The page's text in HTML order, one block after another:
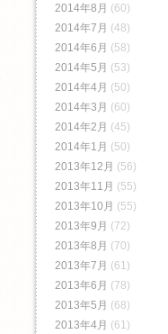
2014年8月 (60)
2014年7月 (48)
2014年6月 (58)
2014年5月 (53)
2014年4月 (50)
2014年3月 (60)
2014年2月 (45)
2014年1月 (50)
2013年12月 (56)
2013年11月 (55)
2013年10月 (55)
2013年9月 (72)
2013年8月 (70)
2013年7月 (61)
2013年6月 (78)
2013年5月 (68)
2013年4月 (61)